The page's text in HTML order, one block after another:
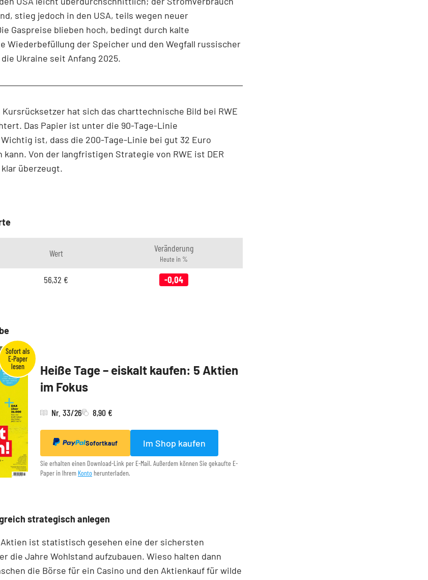
stieg jedoch in den USA, teils wegen neuer
Gaspreise blieben hoch, bedingt durch kalte
Wiederbefüllung der Speicher und den Wegfall russischer
Ukraine seit Anfang 2025.
hat sich das charttechnische Bild bei RWE
Das Papier ist unter die 90-Tage-Linie
ist, dass die 200-Tage-Linie bei gut 32 Euro
Von der langfristigen Strategie von RWE ist DER
klar überzeugt.
Wert Veränderung
Heute in %
56,32 € -0,04
Heiße Tage – eiskalt kaufen: 5 Aktien
im Fokus
Nr. 33/26 8,90 €
Sofortkauf Im Shop kaufen
Sie erhalten einen Download-Link per E-Mail. Außerdem können Sie gekaufte E-
Paper in Ihrem Konto herunterladen.
strategisch anlegen
Aktien ist statistisch gesehen eine der sichersten
die Jahre Wohlstand aufzubauen. Wieso halten dann
die Börse für ein Casino und den Aktienkauf für wilde